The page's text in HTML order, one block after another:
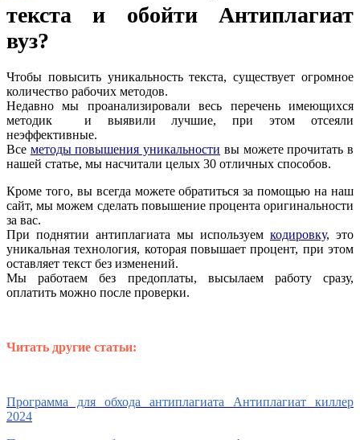
текста и обойти Антиплагиат
вуз?
Чтобы повысить уникальность текста, существует огромное
количество рабочих методов.
Недавно мы проанализировали весь перечень имеющихся
методик и выявили лучшие, при этом отсеяли
неэффективные.
Все методы повышения уникальности вы можете прочитать в
нашей статье, мы насчитали целых 30 отличных способов.
Кроме того, вы всегда можете обратиться за помощью на наш
сайт, мы можем сделать повышение процента оригинальности
за вас.
При поднятии антиплагиата мы используем кодировку, это
уникальная технология, которая повышает процент, при этом
оставляет текст без изменений.
Мы работаем без предоплаты, высылаем работу сразу,
оплатить можно после проверки.
Читать другие статьи:
Программа для обхода антиплагиата Антиплагиат киллер
2024